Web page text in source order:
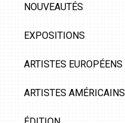
NOUVEAUTÉS
EXPOSITIONS
ARTISTES EUROPÉENS
ARTISTES AMÉRICAINS